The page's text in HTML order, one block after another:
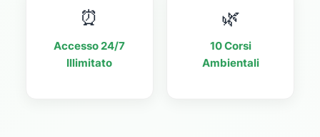
⏰
Accesso 24/7
Illimitato
🌿
10 Corsi
Ambientali